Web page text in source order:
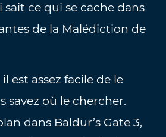
ce qui se cache dans
de la Malédiction de
est assez facile de le
savez où le chercher.
dans Baldur’s Gate 3,